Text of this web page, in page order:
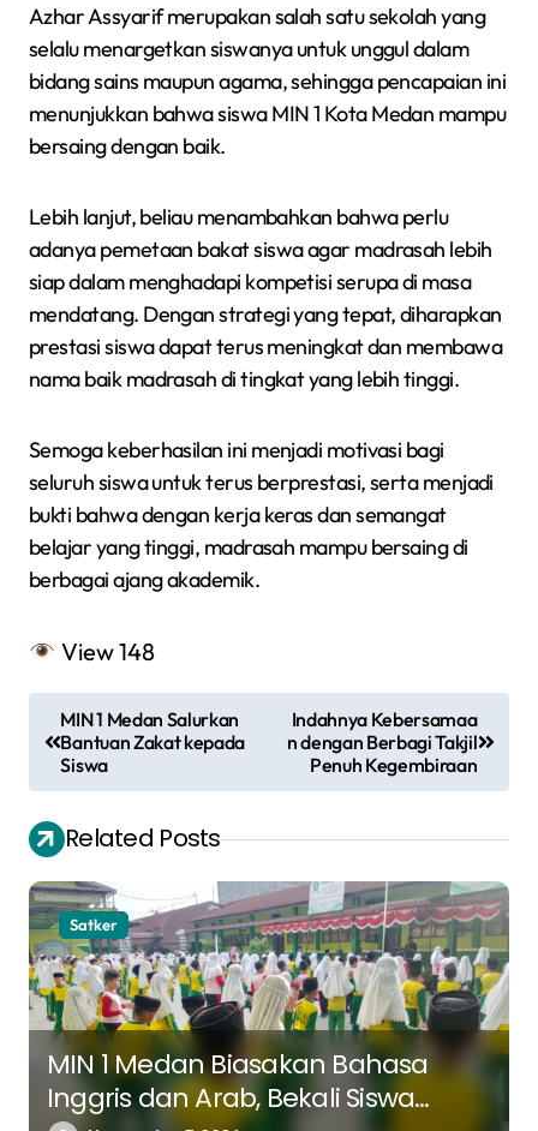
Azhar Assyarif merupakan salah satu sekolah yang
selalu menargetkan siswanya untuk unggul dalam
bidang sains maupun agama, sehingga pencapaian ini
menunjukkan bahwa siswa MIN 1 Kota Medan mampu
bersaing dengan baik.
Lebih lanjut, beliau menambahkan bahwa perlu
adanya pemetaan bakat siswa agar madrasah lebih
siap dalam menghadapi kompetisi serupa di masa
mendatang. Dengan strategi yang tepat, diharapkan
prestasi siswa dapat terus meningkat dan membawa
nama baik madrasah di tingkat yang lebih tinggi.
Semoga keberhasilan ini menjadi motivasi bagi
seluruh siswa untuk terus berprestasi, serta menjadi
bukti bahwa dengan kerja keras dan semangat
belajar yang tinggi, madrasah mampu bersaing di
berbagai ajang akademik.
View148
a
v
i
g
a
s
i
p
MIN 1 Medan Salurkan
Bantuan Zakat kepada
Siswa
Indahnya Kebersamaa
n dengan Berbagi Takjil
Penuh Kegembiraan
Related Posts
Satker
MIN 1 Medan Biasakan Bahasa
Inggris dan Arab, Bekali Siswa